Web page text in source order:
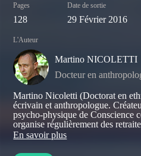
Pages
128
Date de sortie
29 Février 2016
L'Auteur
Martino NICOLETTI
Docteur en
Martino Nicoletti (Doctorat en
écrivain et anthropologue.
psycho-physique de Conscience
organise régulièrement des
développement personnel et au
En savoir plus